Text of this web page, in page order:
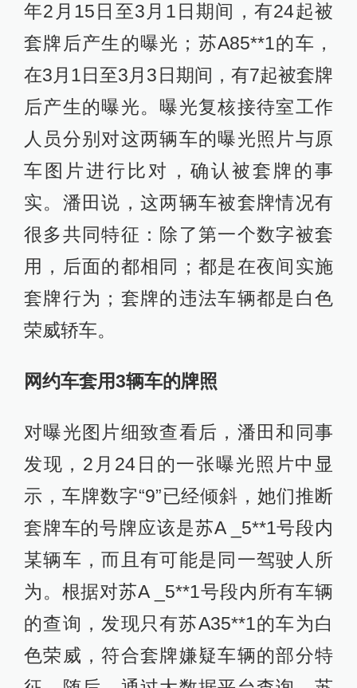
年2月15日至3月1日期间，有24起被
套牌后产生的曝光；苏A85**1的车，
在3月1日至3月3日期间，有7起被套牌
后产生的曝光。曝光复核接待室工作
人员分别对这两辆车的曝光照片与原
车图片进行比对，确认被套牌的事
实。潘田说，这两辆车被套牌情况有
很多共同特征：除了第一个数字被套
用，后面的都相同；都是在夜间实施
套牌行为；套牌的违法车辆都是白色
荣威轿车。
网约车套用3辆车的牌照
对曝光图片细致查看后，潘田和同事
发现，2月24日的一张曝光照片中显
示，车牌数字“9”已经倾斜，她们推断
套牌车的号牌应该是苏A _5**1号段内
某辆车，而且有可能是同一驾驶人所
为。根据对苏A _5**1号段内所有车辆
的查询，发现只有苏A35**1的车为白
色荣威，符合套牌嫌疑车辆的部分特